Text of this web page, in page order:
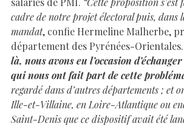
cadre de notre projet électoral puis, dans
mandat, confie Hermeline Malherbe,
département des Pyrénées-Orientales.
là, nous avons eu l’occasion
qui nous ont fait part de cette
regardé dans d’autres départements ; et
Ille-et-Villaine, en Loire-Atlantique ou
Saint-Denis que ce dispositif avait été